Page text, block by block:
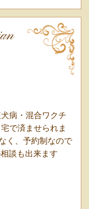
病・混合ワクチ
で済ませられま
く、予約制なので
談も出来ます